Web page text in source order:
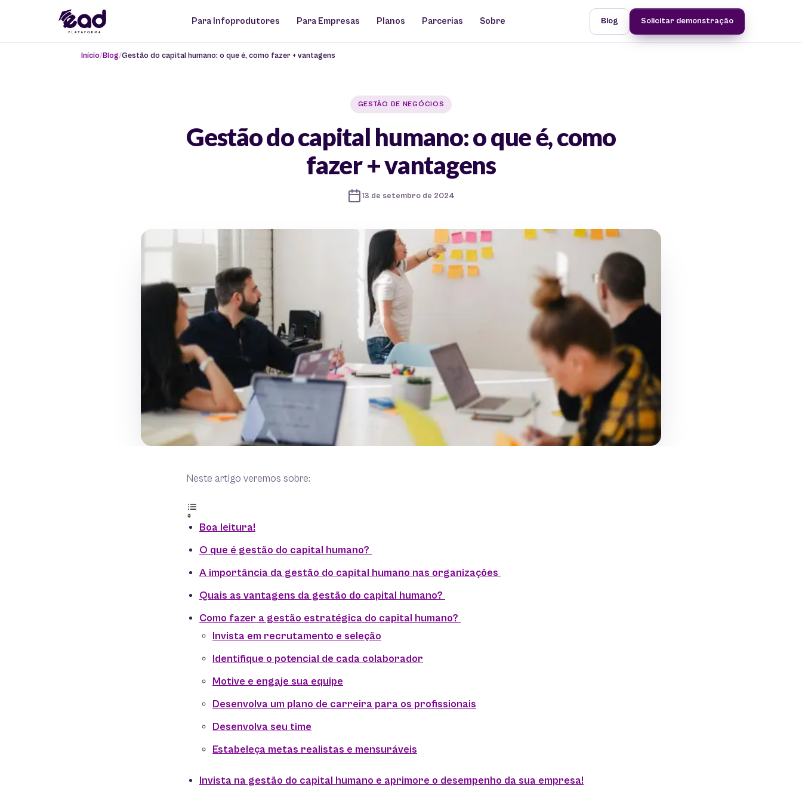
Para Infoprodutores Para Empresas Planos Parcerias Sobre Blog Solicitar demonstração
Início Blog Gestão do capital humano: o que é, como fazer + vantagens
GESTÃO DE NEGÓCIOS
Gestão do capital humano: o que é, como
fazer + vantagens
13 de setembro de 2024
Neste artigo veremos sobre:
Boa leitura!
O que é gestão do capital humano?
A importância da gestão do capital humano nas organizações
Quais as vantagens da gestão do capital humano?
Como fazer a gestão estratégica do capital humano?
Invista em recrutamento e seleção
Identifique o potencial de cada colaborador
Motive e engaje sua equipe
Desenvolva um plano de carreira para os profissionais
Desenvolva seu time
Estabeleça metas realistas e mensuráveis
Invista na gestão do capital humano e aprimore o desempenho da sua empresa!